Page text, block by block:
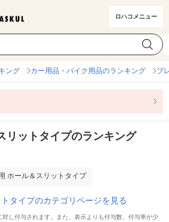
ロハコメニュー
トタイプ カテゴリ選択
ング カー用品・バイク用品のランキング ブ
リットタイプのランキング
ホール＆スリットタイプ
タイプのカテゴリページを見る
し付与されます。また、表示よりも付与数、付与率が少